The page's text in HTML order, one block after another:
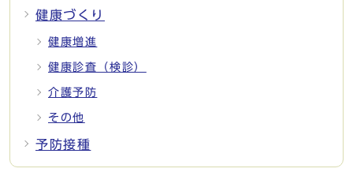
健康づくり
健康増進
健康診査（検診）
介護予防
その他
予防接種